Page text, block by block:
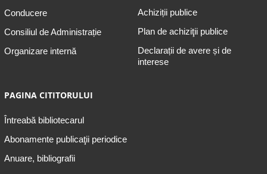
Conducere
Consiliul de Administrație
Organizare internă
Achiziții publice
Plan de achiziţii publice
Declarații de avere și de
interese
PAGINA CITITORULUI
Întreabă bibliotecarul
Abonamente publicaţii periodice
Anuare, bibliografii